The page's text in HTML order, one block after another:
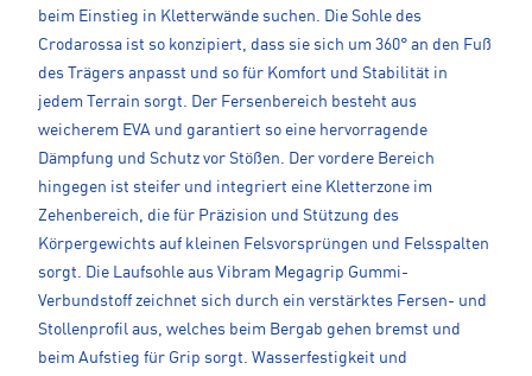
beim Einstieg in Kletterwände suchen. Die Sohle des
Crodarossa ist so konzipiert, dass sie sich um 360° an den Fuß
des Trägers anpasst und so für Komfort und Stabilität in
jedem Terrain sorgt. Der Fersenbereich besteht aus
weicherem EVA und garantiert so eine hervorragende
Dämpfung und Schutz vor Stößen. Der vordere Bereich
hingegen ist steifer und integriert eine Kletterzone im
Zehenbereich, die für Präzision und Stützung des
Körpergewichts auf kleinen Felsvorsprüngen und Felsspalten
sorgt. Die Laufsohle aus Vibram Megagrip Gummi-
Verbundstoff zeichnet sich durch ein verstärktes Fersen- und
Stollenprofil aus, welches beim Bergab gehen bremst und
beim Aufstieg für Grip sorgt. Wasserfestigkeit und